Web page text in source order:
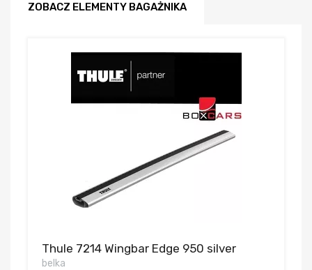
ZOBACZ ELEMENTY BAGAŻNIKA
Thule 7214 Wingbar Edge 950 silver
belka